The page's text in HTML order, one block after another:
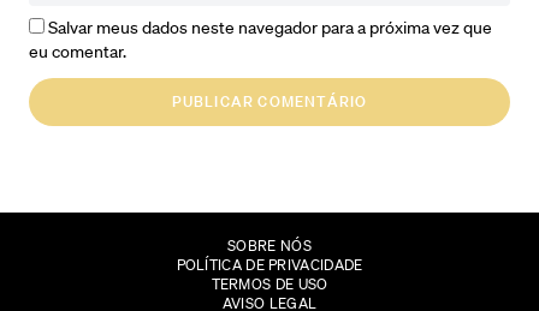
Salvar meus dados neste navegador para a próxima vez que
eu comentar.
SOBRE NÓS
POLÍTICA DE PRIVACIDADE
TERMOS DE USO
AVISO LEGAL